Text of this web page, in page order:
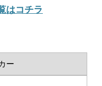
はコチラ
ー